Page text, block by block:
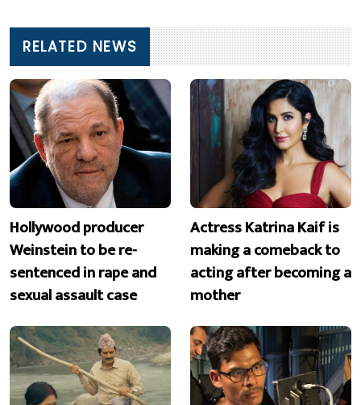
RELATED NEWS
Hollywood producer
Weinstein to be re-
sentenced in rape and
sexual assault case
Actress Katrina Kaif is
making a comeback to
acting after becoming a
mother